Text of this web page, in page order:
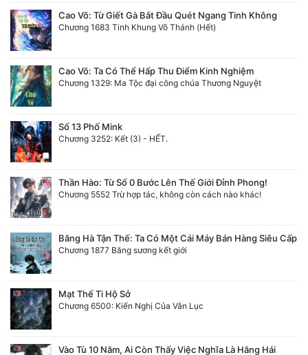
Cao Võ: Từ Giết Gà Bắt Đầu Quét Ngang Tinh Không
Chương 1683 Tinh Khung Võ Thánh (Hết)
Cao Võ: Ta Có Thể Hấp Thu Điểm Kinh Nghiệm
Chương 1329: Ma Tộc đại công chúa Thương Nguyệt
Số 13 Phố Mink
Chương 3252: Kết (3) - HẾT.
Thần Hào: Từ Số 0 Bước Lên Thế Giới Đỉnh Phong!
Chương 5552 Trừ hợp tác, không còn cách nào khác!
Băng Hà Tận Thế: Ta Có Một Cái Máy Bán Hàng Siêu Cấp
Chương 1877 Băng sương kết giới
Mạt Thế Ti Hộ Sở
Chương 6500: Kiến Nghị Của Vân Lục
Vào Tù 10 Năm, Ai Còn Thấy Việc Nghĩa Là Hăng Hái